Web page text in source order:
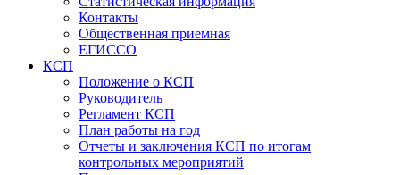
Контакты
Общественная приемная
ЕГИССО
КСП
Положение о КСП
Руководитель
Регламент КСП
План работы на год
Отчеты и заключения КСП по итогам
контрольных мероприятий